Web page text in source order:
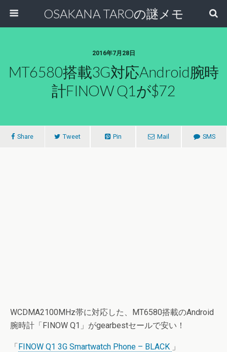
OSAKANA TAROの謎メモ
2016年7月28日
MT6580搭載3G対応Android腕時
計FINOW Q1が$72
Share Tweet Pin Mail SMS
WCDMA2100MHz帯に対応した、MT6580搭載のAndroid
腕時計「FINOW Q1」がgearbestセールで安い！
「FINOW Q1 3G Smartwatch Phone – BLACK 」